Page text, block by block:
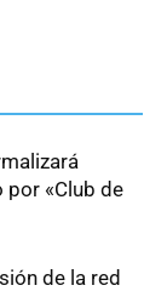
«Club de
de la red